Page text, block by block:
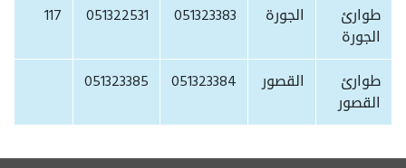
طوارئ
الجورة
الجورة 051323383
051322531
117
طوارئ
القصور
القصور 051323384
051323385